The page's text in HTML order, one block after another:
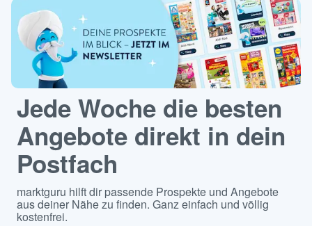
Jede Woche die besten
Angebote direkt in dein
Postfach
marktguru hilft dir passende Prospekte und Angebote
aus deiner Nähe zu finden. Ganz einfach und völlig
kostenfrei.